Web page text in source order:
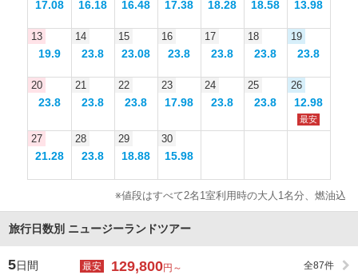
17.08 16.18 16.48 17.38 18.28 18.58 13.98
13
19.9
14
23.8
15
23.08
16
23.8
17
23.8
18
23.8
19
23.8
20
23.8
21
23.8
22
23.8
23
17.98
24
23.8
25
23.8
26
12.98
最安
27
21.28
28
23.8
29
18.88
30
15.98
※値段はすべて2名1室利用時の大人1名分、燃油込
旅行日数別 ニュージーランドツアー
5日間 最安 129,800円～ 全87件